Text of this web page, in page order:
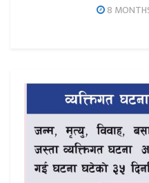
8